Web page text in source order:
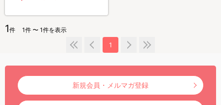
1件 1件 〜 1件を表示
1
新規会員・メルマガ登録